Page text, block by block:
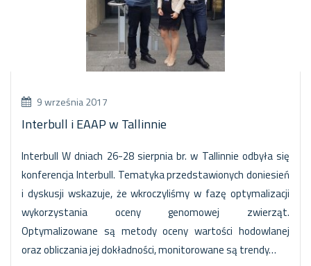
9 września 2017
Interbull i EAAP w Tallinnie
Interbull W dniach 26-28 sierpnia br. w Tallinnie odbyła się
konferencja Interbull. Tematyka przedstawionych doniesień
i dyskusji wskazuje, że wkroczyliśmy w fazę optymalizacji
wykorzystania oceny genomowej zwierząt.
Optymalizowane są metody oceny wartości hodowlanej
oraz obliczania jej dokładności, monitorowane są trendy…